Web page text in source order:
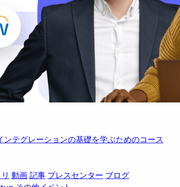
テグレーションの基礎を学ぶためのコース
動画記事 プレスセンター ブログ